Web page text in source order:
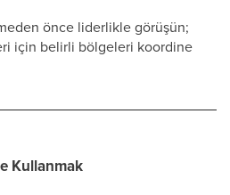
önce liderlikle görüşün;
için belirli bölgeleri koordine
Kullanmak